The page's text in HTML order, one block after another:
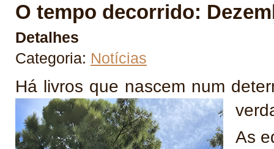
O tempo decorrido:
Detalhes
Categoria: Notícias
Há livros que nascem num
As